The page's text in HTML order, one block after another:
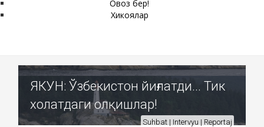
Овоз бер!
Хикоялар
ЯКУН: Ўзбекистон йиғлатди... Тик
холатдаги олқишлар!
Suhbat | Intervyu | Reportaj